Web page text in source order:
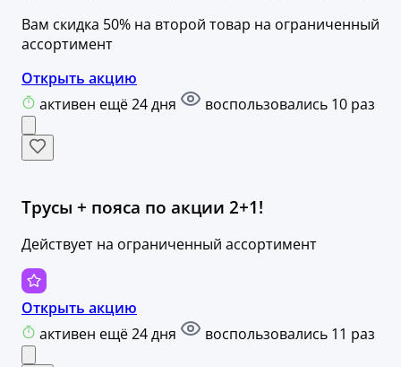
Вам скидка 50% на второй товар на ограниченный
ассортимент
Открыть акцию
активен ещё 24 дня
воспользовались 10 раз
Трусы + пояса по акции 2+1!
Действует на ограниченный ассортимент
Открыть акцию
активен ещё 24 дня
воспользовались 11 раз